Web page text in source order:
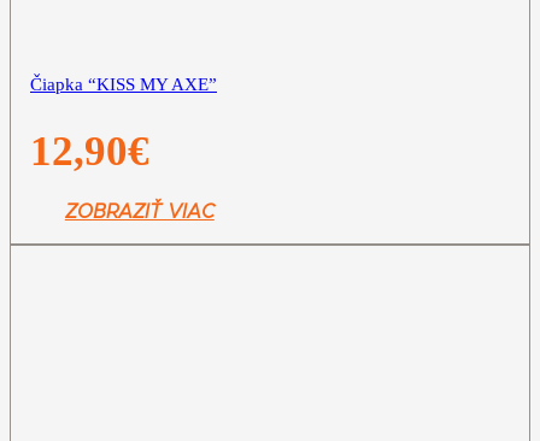
Čiapka “KISS MY AXE”
12,90€
ZOBRAZIŤ VIAC